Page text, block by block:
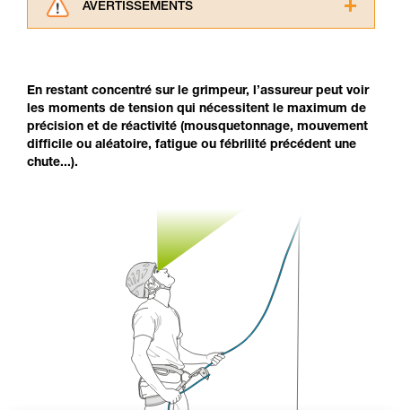
AVERTISSEMENTS
informations de la notice technique pour
pouvoir comprendre ce complément
d’informations.
Maîtriser ces techniques nécessite une
de la reproduire en autonomie.
Nous donnons des exemples de techniques
liées à votre activité. Il peut en exister d’autres
que nous ne décrivons pas ici.
En restant concentré sur le grimpeur, l’assureur peut voir
les moments de tension qui nécessitent le maximum de
précision et de réactivité (mousquetonnage, mouvement
difficile ou aléatoire, fatigue ou fébrilité précédent une
chute...).